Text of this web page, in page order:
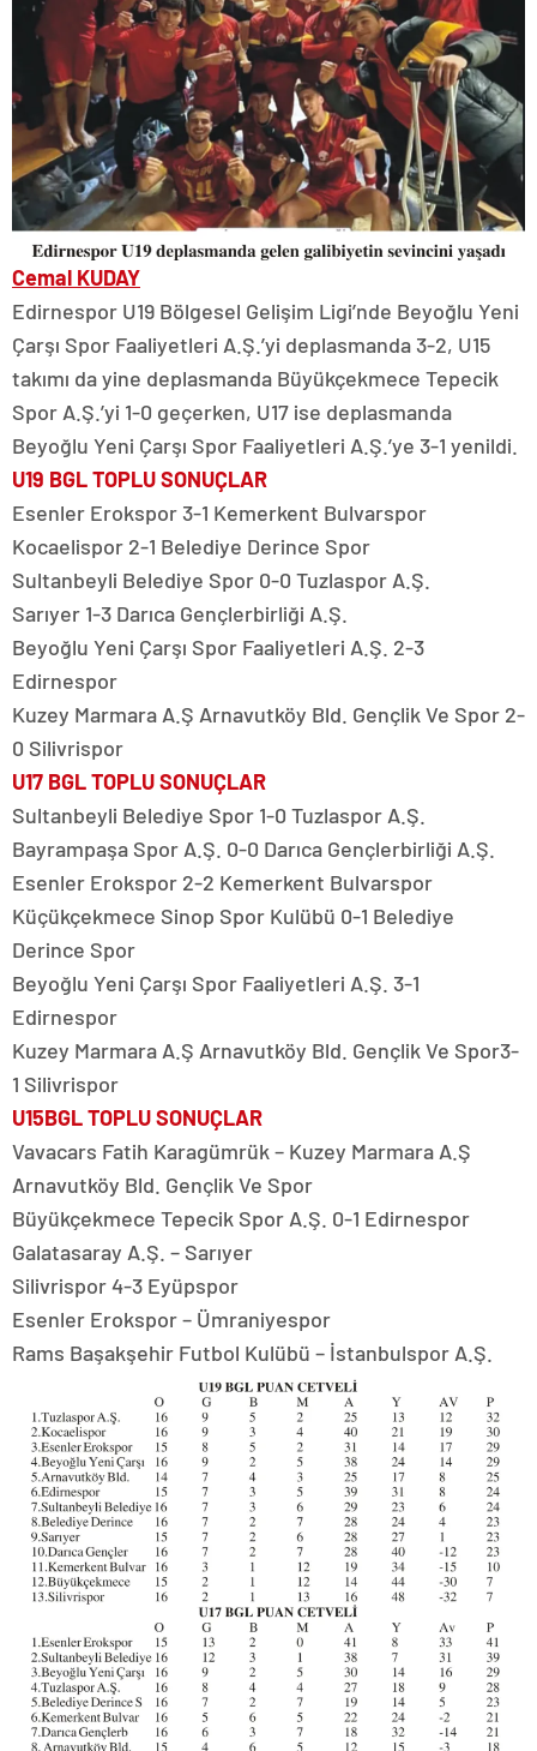
Cemal KUDAY
Edirnespor U19 Bölgesel Gelişim Ligi’nde Beyoğlu Yeni
Çarşı Spor Faaliyetleri A.Ş.’yi deplasmanda 3-2, U15
takımı da yine deplasmanda Büyükçekmece Tepecik
Spor A.Ş.’yi 1-0 geçerken, U17 ise deplasmanda
Beyoğlu Yeni Çarşı Spor Faaliyetleri A.Ş.’ye 3-1 yenildi.
U19 BGL TOPLU SONUÇLAR
Esenler Erokspor 3-1 Kemerkent Bulvarspor
Kocaelispor 2-1 Belediye Derince Spor
Sultanbeyli Belediye Spor 0-0 Tuzlaspor A.Ş.
Sarıyer 1-3 Darıca Gençlerbirliği A.Ş.
Beyoğlu Yeni Çarşı Spor Faaliyetleri A.Ş. 2-3
Edirnespor
Kuzey Marmara A.Ş Arnavutköy Bld. Gençlik Ve Spor 2-
0 Silivrispor
U17 BGL TOPLU SONUÇLAR
Sultanbeyli Belediye Spor 1-0 Tuzlaspor A.Ş.
Bayrampaşa Spor A.Ş. 0-0 Darıca Gençlerbirliği A.Ş.
Esenler Erokspor 2-2 Kemerkent Bulvarspor
Küçükçekmece Sinop Spor Kulübü 0-1 Belediye
Derince Spor
Beyoğlu Yeni Çarşı Spor Faaliyetleri A.Ş. 3-1
Edirnespor
Kuzey Marmara A.Ş Arnavutköy Bld. Gençlik Ve Spor3-
1 Silivrispor
U15BGL TOPLU SONUÇLAR
Vavacars Fatih Karagümrük – Kuzey Marmara A.Ş
Arnavutköy Bld. Gençlik Ve Spor
Büyükçekmece Tepecik Spor A.Ş. 0-1 Edirnespor
Galatasaray A.Ş. – Sarıyer
Silivrispor 4-3 Eyüpspor
Esenler Erokspor – Ümraniyespor
Rams Başakşehir Futbol Kulübü – İstanbulspor A.Ş.